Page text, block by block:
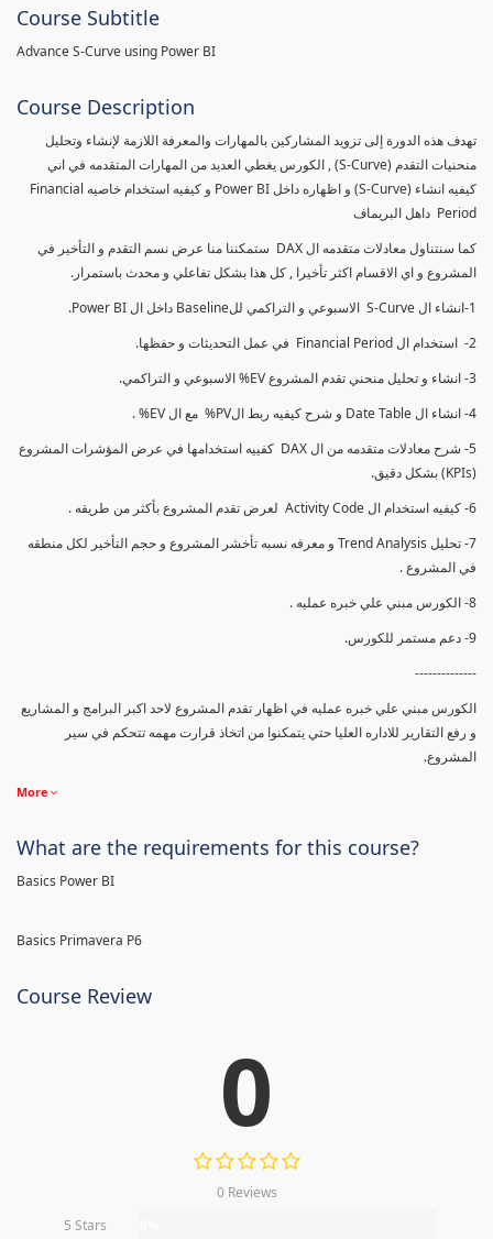
Course Subtitle
Advance S-Curve using Power BI
Course Description
تهدف هذه الدورة إلى تزويد المشاركين بالمهارات والمعرفة اللازمة لإنشاء وتحليل
منحنيات التقدم (S-Curve) , الكورس يغطي العديد من المهارات المتقدمه في اني
كيفيه انشاء (S-Curve) و اظهاره داخل Power BI و كيفيه استخدام خاصيه Financial
Period داهل البريماف
كما سنتناول معادلات متقدمه ال DAX ستمكننا منا عرض نسم التقدم و التأخير في
المشروع و اي الاقسام اكثر تأخيرا , كل هذا بشكل تفاعلي و محدث باستمرار.
1-انشاء ال S-Curve الاسبوعي و التراكمي للBaseline داخل ال Power BI.
2- استخدام ال Financial Period في عمل التحديثات و حفظها.
3- انشاء و تحليل منحني تقدم المشروع EV% الاسبوعي و التراكمي.
4- انشاء ال Date Table و شرح كيفيه ربط الPV% مع ال EV% .
5- شرح معادلات متقدمه من ال DAX كفييه استخدامها في عرض المؤشرات المشروع
(KPIs) بشكل دقيق.
6- كيفيه استخدام ال Activity Code لعرض تقدم المشروع بأكثر من طريقه .
7- تحليل Trend Analysis و معرفه نسبه تأخشر المشروع و حجم التأخير لكل منطقه
في المشروع .
8- الكورس مبني علي خبره عمليه .
9- دعم مستمر للكورس.
--------------
الكورس مبني علي خبره عمليه في اظهار تقدم المشروع لاحد اكبر البرامج و المشاريع
و رفع التقارير للاداره العليا حتي يتمكنوا من اتخاذ قرارت مهمه تتحكم في سير
المشروع.
More
What are the requirements for this course?
Basics Power BI
Basics Primavera P6
Course Review
0
0 Reviews
5 Stars